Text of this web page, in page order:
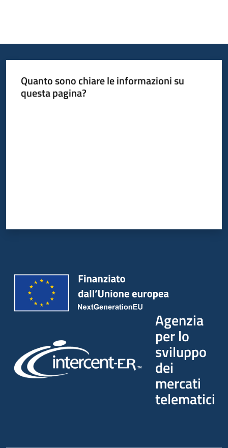
Quanto sono chiare le informazioni su
questa pagina?
Agenzia
per lo
sviluppo
dei
mercati
telematici